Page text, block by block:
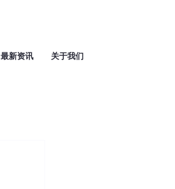
最新资讯 关于我们